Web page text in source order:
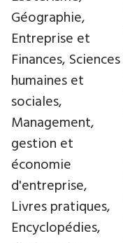
Géographie,
Entreprise et
Finances, Sciences
humaines et
sociales,
Management,
gestion et
économie
d'entreprise,
Livres pratiques,
Encyclopédies,